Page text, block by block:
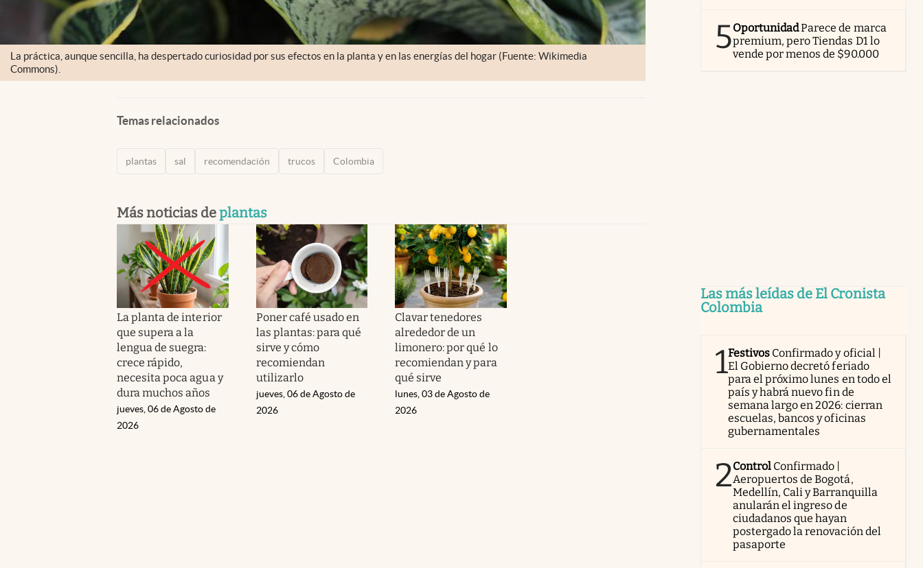
La práctica, aunque sencilla, ha despertado curiosidad por sus efectos en la planta y en las energías del hogar (Fuente: Wikimedia
Commons).
Temas relacionados
plantas sal recomendación trucos Colombia
Más noticias deplantas
La planta de interior
que supera a la
lengua de suegra:
crece rápido,
necesita poca agua y
dura muchos años
jueves, 06 de Agosto de
2026
Poner café usado en
las plantas: para qué
sirve y cómo
recomiendan
utilizarlo
jueves, 06 de Agosto de
2026
Clavar tenedores
alrededor de un
limonero: por qué lo
recomiendan y para
qué sirve
lunes, 03 de Agosto de
2026
5OportunidadParece de marca
premium, pero Tiendas D1 lo
vende por menos de $90.000
Las más leídas de El Cronista
Colombia
1Festivos Confirmado y oficial |
El Gobierno decretó feriado
para el próximo lunes en todo el
país y habrá nuevo fin de
semana largo en 2026: cierran
escuelas, bancos y oficinas
gubernamentales
2Control Confirmado |
Aeropuertos de Bogotá,
Medellín, Cali y Barranquilla
anularán el ingreso de
ciudadanos que hayan
postergado la renovación del
pasaporte